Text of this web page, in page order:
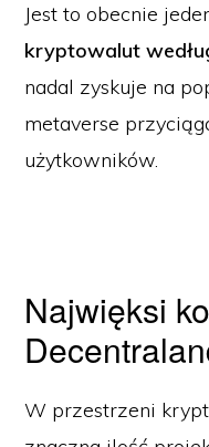
Jest to obecnie
kryptowalut
nadal zyskuje na
metaverse
użytkowników.
Najwięksi
W przestrzeni